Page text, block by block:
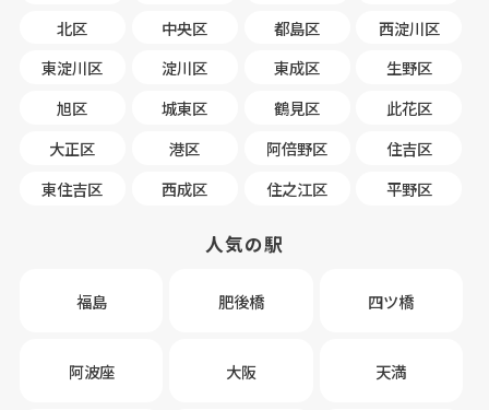
北区
中央区 都島区
西淀川区
東淀川区
淀川区 東成区
生野区
旭区
城東区 鶴見区
此花区
大正区
港区 阿倍野区
住吉区
東住吉区
西成区 住之江区 平野区
人気の駅
福島 肥後橋 四ツ橋
阿波座 大阪 天満